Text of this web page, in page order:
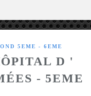
5EME - 6EME
D '
- 5EME